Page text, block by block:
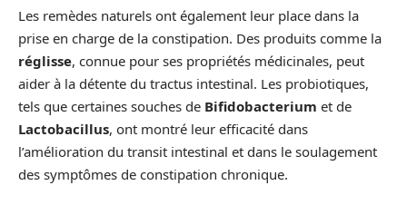
Les remèdes naturels ont également leur place dans la
prise en charge de la constipation. Des produits comme la
réglisse, connue pour ses propriétés médicinales, peut
aider à la détente du tractus intestinal. Les probiotiques,
tels que certaines souches de Bifidobacterium et de
Lactobacillus, ont montré leur efficacité dans
l’amélioration du transit intestinal et dans le soulagement
des symptômes de constipation chronique.